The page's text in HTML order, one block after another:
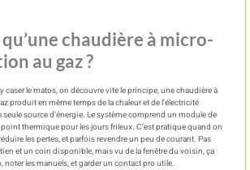
chaudière à micro-
au gaz ?
caser le matos, on découvre vite le principe, une chaudière à
produit en même temps de la chaleur et de l’électricité
seule source d’énergie. Le système comprend un module de
thermique pour les jours frileux. C’est pratique quand on
les pertes, et parfois revendre un peu de courant. Pas
et un coin disponible, mais vu de la fenêtre du voisin, ça
noter les manuels, et garder un contact pro utile.